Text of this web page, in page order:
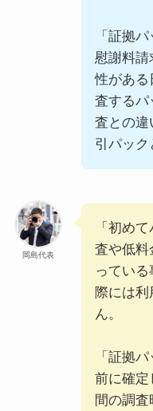
「証拠
慰謝料請
性がある
査するパ
査との違
引パック
岡島代表
「初め
査や低料
ってい
際には
ん。
「証拠
前に確定
間の調